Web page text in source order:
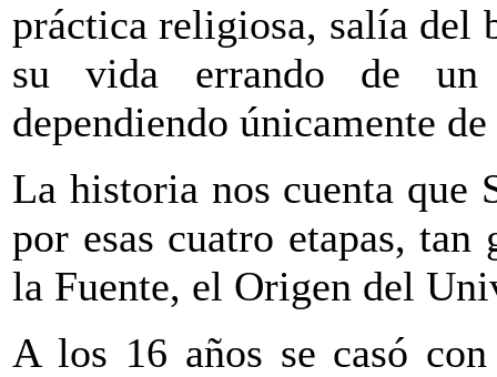
práctica religiosa, salía del
su vida errando de
dependiendo únicamente
La historia nos cuenta que
por esas cuatro etapas, tan
la Fuente, el Origen del
A los 16 años se casó